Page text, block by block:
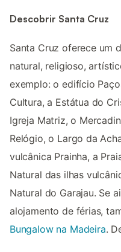
Descobrir Santa Cruz
Santa Cruz oferece um
natural, religioso,
exemplo: o edifício
Cultura, a Estátua do
Igreja Matriz, o
Relógio, o Largo da
vulcânica Prainha, a
Natural das ilhas
Natural do Garajau. Se
alojamento de férias,
Bungalow na Madeira.